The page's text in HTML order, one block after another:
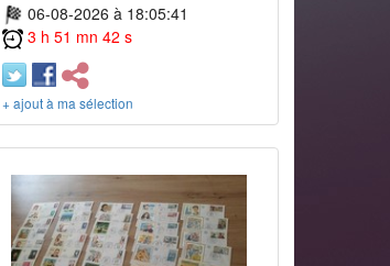
06-08-2026 à 18:05:41
3 h 51 mn 42 s
+ ajout à ma sélection